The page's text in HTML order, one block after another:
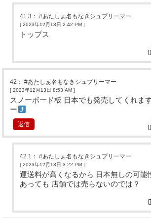
41.3 ：#あたしぁ名もなきシュプリーマー
[ 2023年12月13日 2:42 PM ]
トップス
42 ：#あたしぁ名もなきシュプリーマー
[ 2023年12月13日 8:53 AM ]
スノーボード板 日本でも発売してくれま
ー
返信
42.1 ：#あたしぁ名もなきシュプリーマー
[ 2023年12月13日 3:22 PM ]
運送料が高くなるから 日本無しの可能
あっても 店舗では売らないのでは？